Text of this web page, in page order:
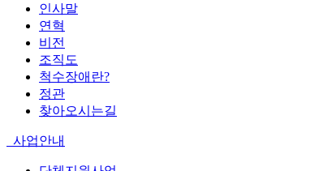
인사말
연혁
비전
조직도
척수장애란?
정관
찾아오시는길
사업안내